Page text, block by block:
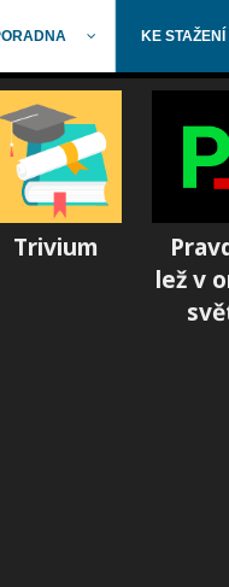
KE STAŽENÍ
Trivium
lež v